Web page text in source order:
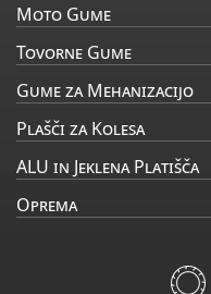
Moto Gume
Tovorne Gume
Gume za Mehanizacijo
Plašči za Kolesa
ALU in Jeklena Platišča
Oprema